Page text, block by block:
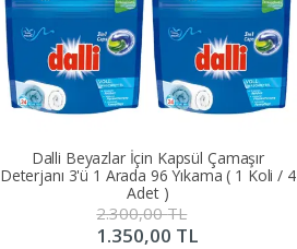
Dalli Beyazlar İçin Kapsül Çamaşır
Deterjanı 3'ü 1 Arada 96 Yıkama ( 1 Koli / 4
Adet )
2.300,00TL
1.350,00 TL